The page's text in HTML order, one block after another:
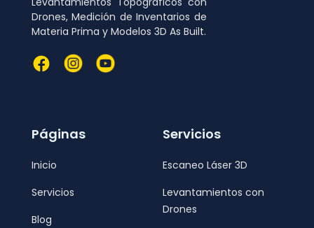
Drones, Medición de Inventarios de
Materia Prima y Modelos 3D As Built.
Páginas
Inicio
Servicios
Blog
Servicios
Escaneo Láser 3D
Levantamientos con
Drones